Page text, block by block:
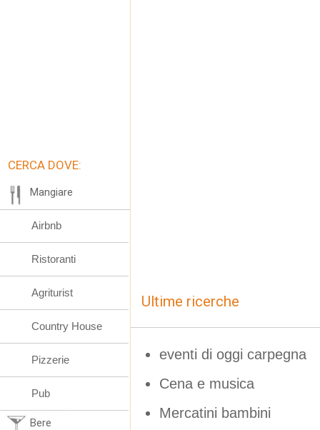
Ultime ricerche
eventi di oggi carpegna
Cena e musica
Mercatini bambini
CERCA DOVE:
Mangiare
Airbnb
Ristoranti
Agriturist
Country House
Pizzerie
Pub
Bere